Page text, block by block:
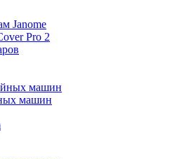
Janome
Pro 2
машин
машин